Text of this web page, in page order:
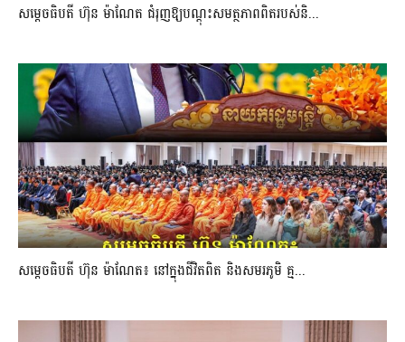
សម្តេចធិបតី ហ៊ុន ម៉ាណែត ជំរុញឱ្យបណ្តុះសមត្ថភាពពិតរបស់និ...
សម្តេចធិបតី ហ៊ុន ម៉ាណែត៖ នៅក្នុងជីវិតពិត និងសមរភូមិ គ្ម...